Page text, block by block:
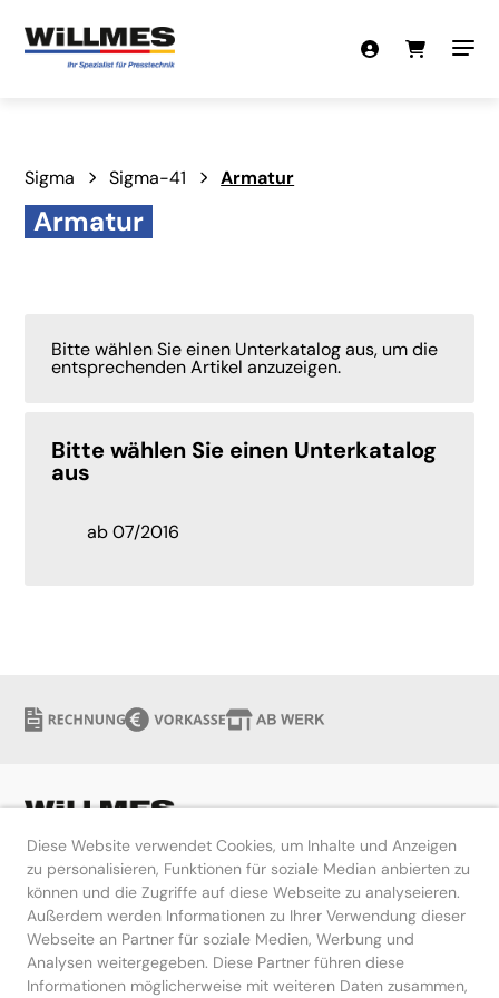
Diese Website verwendet Cookies, um Inhalte und Anzeigen
zu personalisieren, Funktionen für soziale Median anbierten zu
können und die Zugriffe auf diese Webseite zu analyseieren.
Außerdem werden Informationen zu Ihrer Verwendung dieser
Webseite an Partner für soziale Medien, Werbung und
Analysen weitergegeben. Diese Partner führen diese
Informationen möglicherweise mit weiteren Daten zusammen,
Sigma Sigma-41 Armatur
Armatur
Bitte wählen Sie einen Unterkatalog aus, um die
entsprechenden Artikel anzuzeigen.
Bitte wählen Sie einen Unterkatalog
aus
ab 07/2016
Hilfe
Kontakt